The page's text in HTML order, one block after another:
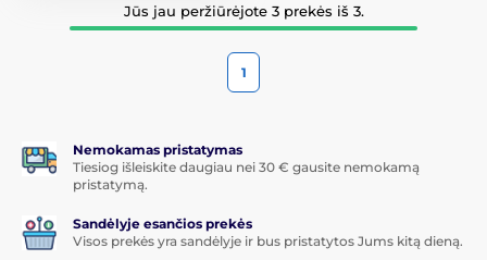
Jūs jau peržiūrėjote 3 prekės iš 3.
1
Nemokamas pristatymas
Tiesiog išleiskite daugiau nei 30 € gausite nemokamą
pristatymą.
Sandėlyje esančios prekės
Visos prekės yra sandėlyje ir bus pristatytos Jums kitą dieną.